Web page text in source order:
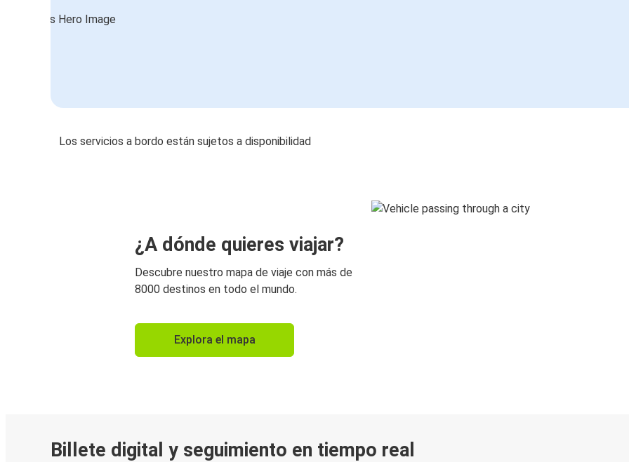
Los servicios a bordo están sujetos a disponibilidad
¿A dónde quieres viajar?
Descubre nuestro mapa de viaje con más de
8000 destinos en todo el mundo.
Explora el mapa
Billete digital y seguimiento en tiempo real